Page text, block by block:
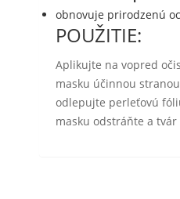
obnovuje prirodzenú
POUŽITIE:
Aplikujte na vopred
masku účinnou
odlepujte perleťovú
masku odstráňte a